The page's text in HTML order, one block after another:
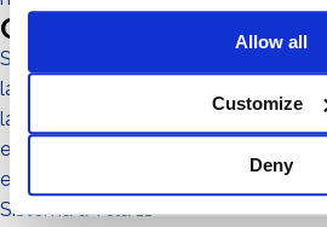
Allow all
Customize
Deny
Categories
Sistema No-Flex
las personas
la comunidad
el entorno
el territorio
Sistema a Vela 11°